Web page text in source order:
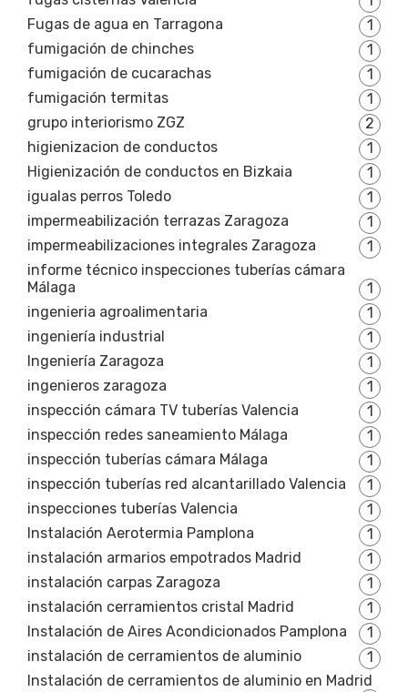
Fugas de agua en Tarragona
1
fumigación de chinches
1
fumigación de cucarachas
1
fumigación termitas
1
grupo interiorismo ZGZ
2
higienizacion de conductos
1
Higienización de conductos en Bizkaia
1
igualas perros Toledo
1
impermeabilización terrazas Zaragoza
1
impermeabilizaciones integrales Zaragoza
1
informe técnico inspecciones tuberías cámara
Málaga
1
ingenieria agroalimentaria
1
ingeniería industrial
1
Ingeniería Zaragoza
1
ingenieros zaragoza
1
inspección cámara TV tuberías Valencia
1
inspección redes saneamiento Málaga
1
inspección tuberías cámara Málaga
1
inspección tuberías red alcantarillado Valencia
1
inspecciones tuberías Valencia
1
Instalación Aerotermia Pamplona
1
instalación armarios empotrados Madrid
1
instalación carpas Zaragoza
1
instalación cerramientos cristal Madrid
1
Instalación de Aires Acondicionados Pamplona
1
instalación de cerramientos de aluminio
1
Instalación de cerramientos de aluminio en Madrid